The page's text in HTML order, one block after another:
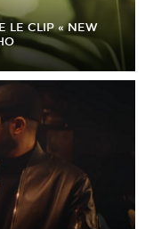
LE CLIP « NEW